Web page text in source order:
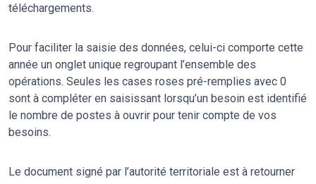
téléchargements.
Pour faciliter la saisie des données, celui-ci comporte cette
année un onglet unique regroupant l’ensemble des
opérations. Seules les cases roses pré-remplies avec 0
sont à compléter en saisissant lorsqu’un besoin est identifié
le nombre de postes à ouvrir pour tenir compte de vos
besoins.
Le document signé par l’autorité territoriale est à retourner